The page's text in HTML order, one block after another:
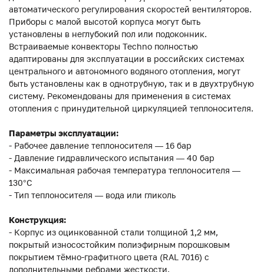
автоматического регулирования скоростей вентиляторов.
Приборы с малой высотой корпуса могут быть
установлены в неглубокий пол или подоконник.
Встраиваемые конвекторы Techno полностью
адаптированы для эксплуатации в российских системах
центрального и автономного водяного отопления, могут
быть установлены как в однотрубную, так и в двухтрубную
систему. Рекомендованы для применения в системах
отопления с принудительной циркуляцией теплоносителя.
Параметры эксплуатации:
- Рабочее давление теплоносителя — 16 бар
- Давление гидравлического испытания — 40 бар
- Максимальная рабочая температура теплоносителя —
130°С
- Тип теплоносителя — вода или гликоль
Конструкция:
- Корпус из оцинкованной стали толщиной 1,2 мм,
покрытый износостойким полиэфирным порошковым
покрытием тёмно-графитного цвета (RAL 7016) с
дополнительными ребрами жесткости.